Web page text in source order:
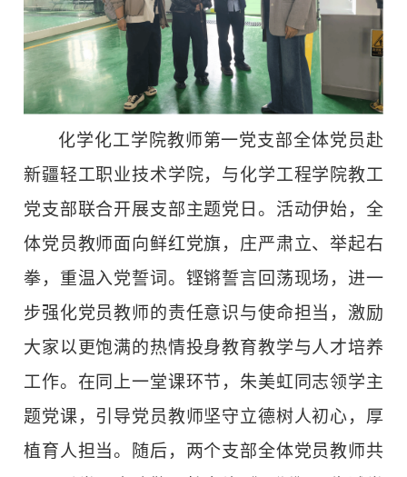
化学化工学院教师第一党支部全体党员赴
新疆轻工职业技术学院，与化学工程学院教工
党支部联合开展支部主题党日。活动伊始，全
体党员教师面向鲜红党旗，庄严肃立、举起右
拳，重温入党誓词。铿锵誓言回荡现场，进一
步强化党员教师的责任意识与使命担当，激励
大家以更饱满的热情投身教育教学与人才培养
工作。在同上一堂课环节，朱美虹同志领学主
题党课，引导党员教师坚守立德树人初心，厚
植育人担当。随后，两个支部全体党员教师共